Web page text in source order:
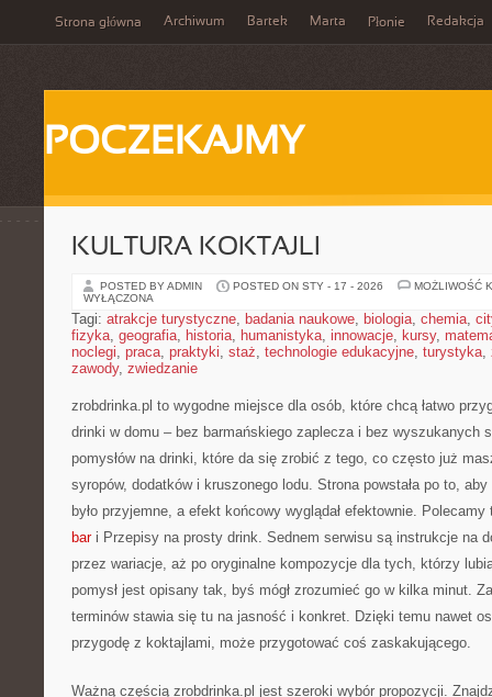
Strona główna Archiwum Bartek Marta Płonie Redakcja
POCZEKAJMY
KULTURA KOKTAJLI
POSTED BY ADMIN POSTED ON STY - 17 - 2026
MOŻLIWOŚĆ
WYŁĄCZONA
Tagi: atrakcje turystyczne, badania naukowe, biologia, chemia,
fizyka, geografia, historia, humanistyka, innowacje, kursy,
noclegi, praca, praktyki, staż, technologie edukacyjne, turystyka,
zawody, zwiedzanie
zrobdrinka.pl to wygodne miejsce dla osób, które chcą łatwo
drinki w domu – bez barmańskiego zaplecza i bez wyszukanych
pomysłów na drinki, które da się zrobić z tego, co często już
syropów, dodatków i kruszonego lodu. Strona powstała po to,
było przyjemne, a efekt końcowy wyglądał efektownie.
bari Przepisy na prosty drink. Sednem serwisu są instrukcje na
przez wariacje, aż po oryginalne kompozycje dla tych, którzy
pomysł jest opisany tak, byś mógł zrozumieć go w kilka minut.
terminów stawia się tu na jasność i konkret. Dzięki temu nawet
przygodę z koktajlami, może przygotować coś zaskakującego.
Ważną częścią zrobdrinka.pl jest szeroki wybór propozycji.